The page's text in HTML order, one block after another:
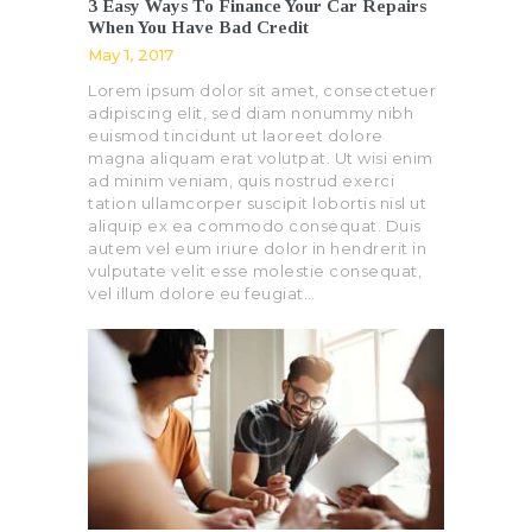
3 Easy Ways To Finance Your Car Repairs
When You Have Bad Credit
May 1, 2017
Lorem ipsum dolor sit amet, consectetuer
adipiscing elit, sed diam nonummy nibh
euismod tincidunt ut laoreet dolore
magna aliquam erat volutpat. Ut wisi enim
ad minim veniam, quis nostrud exerci
tation ullamcorper suscipit lobortis nisl ut
aliquip ex ea commodo consequat. Duis
autem vel eum iriure dolor in hendrerit in
vulputate velit esse molestie consequat,
vel illum dolore eu feugiat…